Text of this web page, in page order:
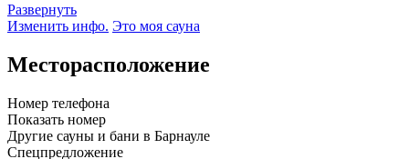
Развернуть
Изменить инфо. Это моя сауна
Месторасположение
Номер телефона
Показать номер
Другие сауны и бани в Барнауле
Спецпредложение